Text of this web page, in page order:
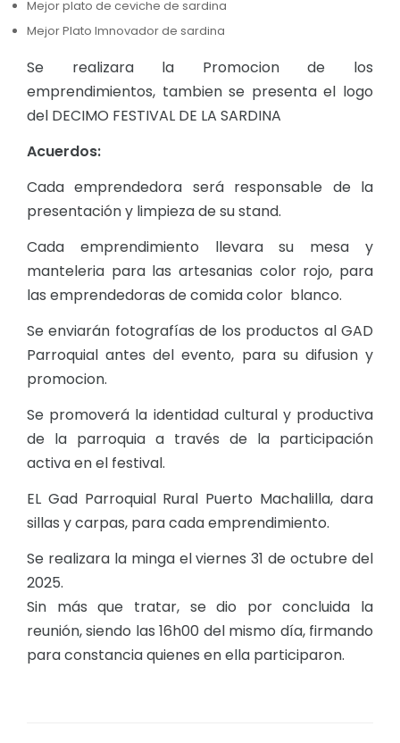
Mejor plato de ceviche de sardina
Mejor Plato Imnovador de sardina
Se realizara la Promocion de los
emprendimientos, tambien se presenta el logo
del DECIMO FESTIVAL DE LA SARDINA
Acuerdos:
Cada emprendedora será responsable de la
presentación y limpieza de su stand.
Cada emprendimiento llevara su mesa y
manteleria para las artesanias color rojo, para
las emprendedoras de comida color blanco.
Se enviarán fotografías de los productos al GAD
Parroquial antes del evento, para su difusion y
promocion.
Se promoverá la identidad cultural y productiva
de la parroquia a través de la participación
activa en el festival.
EL Gad Parroquial Rural Puerto Machalilla, dara
sillas y carpas, para cada emprendimiento.
Se realizara la minga el viernes 31 de octubre del
2025.
Sin más que tratar, se dio por concluida la
reunión, siendo las 16h00 del mismo día, firmando
para constancia quienes en ella participaron.